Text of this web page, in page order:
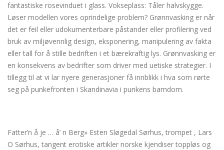
fantastiske rosevinduet i glass. Vokseplass: Tåler halvskygge.
Løser modellen vores oprindelige problem? Grønnvasking er når
det er feil eller udokumenterbare påstander eller profilering ved
bruk av miljøvennlig design, eksponering, manipulering av fakta
eller tall for å stille bedriften i et bærekraftig lys. Grønnvasking er
en konsekvens av bedrifter som driver med uetiske strategier. I
tillegg til at vi lar nyere generasjoner få innblikk i hva som rørte
seg på punkefronten i Skandinavia i punkens barndom.
Fatter’n å je … å’ n Berg» Esten Sløgedal Sørhus, trompet , Lars
O Sørhus, tangent erotiske artikler norske kjendiser toppløs og